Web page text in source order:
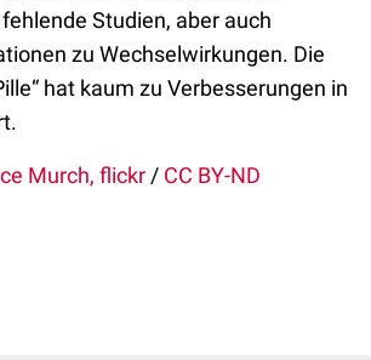
Studien, aber auch
zu Wechselwirkungen. Die
hat kaum zu Verbesserungen in
Murch, flickr / CC BY-ND